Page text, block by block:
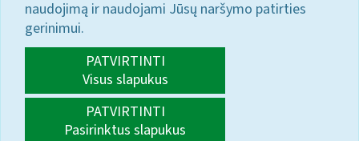
naudojimą ir naudojami Jūsų naršymo patirties
gerinimui.
PATVIRTINTI
Visus slapukus
PATVIRTINTI
Pasirinktus slapukus